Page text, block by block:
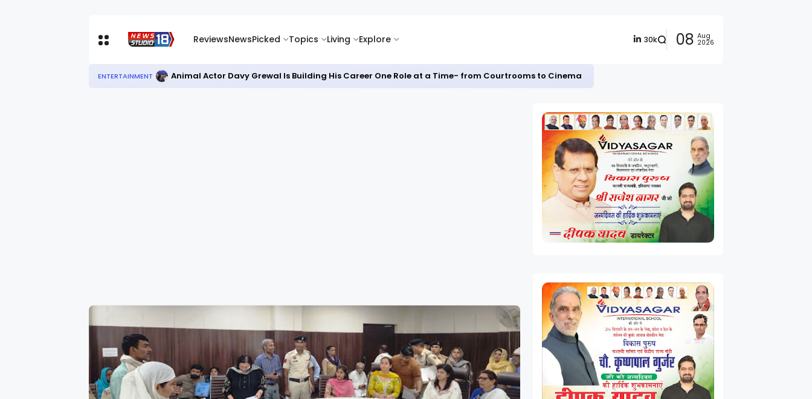
ReviewsNewsPicked Topics Living Explore 30k 08 Aug
2026
ENTERTAINMENT Animal Actor Davy Grewal Is Building His Career One Role at a Time- from Courtrooms to Cinema